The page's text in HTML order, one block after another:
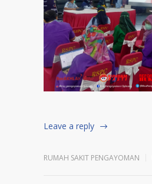
Leave a reply
RUMAH SAKIT PENGAYOMAN